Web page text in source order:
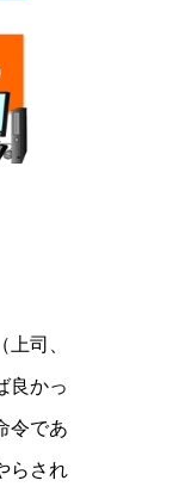
司、
良かっ
令であ
らされ